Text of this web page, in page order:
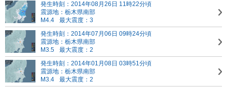
発生時刻：2014年08月26日 11時22分頃
震源地：栃木県南部
M4.4
最大震度：3
発生時刻：2014年07月06日 09時24分頃
震源地：栃木県南部
M3.5
最大震度：2
発生時刻：2014年01月08日 03時51分頃
震源地：栃木県南部
M3.4
最大震度：2